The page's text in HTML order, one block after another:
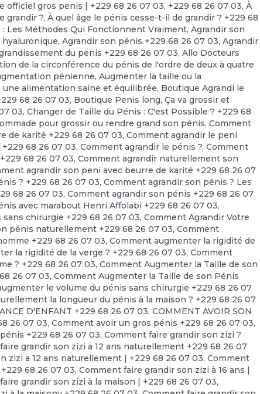
officiel gros penis | +229 68 26 07 03, +229 68 26 07 03,À
grandir ?,À quel âge le pénis cesse-t-il de grandir ? +229 68
: Les Méthodes Qui Fonctionnent Vraiment,Agrandir son
,Agrandir son pénis +229 68 26 07 03,Agrandir
du penis +229 68 26 07 03,Allo Docteurs
de la circonférence du pénis de l'ordre de deux à quatre
pénienne,Augmenter la taille ou la
une alimentation saine et équilibrée, Boutique Agrandi le
68 26 07 03, Boutique Penis long,Ça va grossir et
03,Changer de Taille du Pénis : C'est Possible ? +229 68
pour grossir ou rendre grand son pénis,Comment
de karité +229 68 26 07 03,Comment agrandir le peni
68 26 07 03,Comment agrandir le pénis ?,Comment
68 26 07 03,Comment agrandir naturellement son
agrandir son peni avec beurre de karité +229 68 26 07
? +229 68 26 07 03,Comment agrandir son pénis ? Les
68 26 07 03,Comment agrandir son pénis +229 68 26 07
avec marabout Henri Affolabi +229 68 26 07 03,
chirurgie +229 68 26 07 03,Comment Agrandir Votre
pénis naturellement +229 68 26 07 03,Comment
+229 68 26 07 03,Comment augmenter la rigidité de
la rigidité de la verge ? +229 68 26 07 03,Comment
? +229 68 26 07 03,Comment Augmenter la Taille de son
26 07 03,Comment Augmenter la Taille de son Pénis
le volume du pénis sans chirurgie +229 68 26 07
la longueur du pénis à la maison ? +229 68 26 07
D'ENFANT +229 68 26 07 03,COMMENT AVOIR SON
26 07 03,Comment avoir un gros pénis +229 68 26 07 03,
+229 68 26 07 03,Comment faire grandir son zizi ?
grandir son zizi a 12 ans naturellement +229 68 26 07
zizi a 12 ans naturellement | +229 68 26 07 03,Comment
68 26 07 03,Comment faire grandir son zizi à 16 ans |
grandir son zizi à la maison | +229 68 26 07 03,